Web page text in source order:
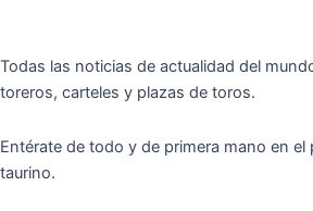
Todas las noticias de actualidad del
toreros, carteles y plazas de toros.
Entérate de todo y de primera mano en el
taurino.